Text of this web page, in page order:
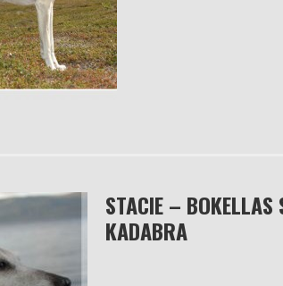
STACIE – BOKELLAS
KADABRA